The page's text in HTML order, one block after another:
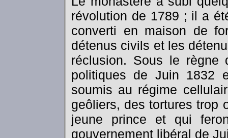
révolution de 1789 ; il a
converti en maison de
détenus civils et les
réclusion. Sous le règne
politiques de Juin 1832
soumis au régime
geôliers, des tortures trop
jeune prince et qui
gouvernement libéral de